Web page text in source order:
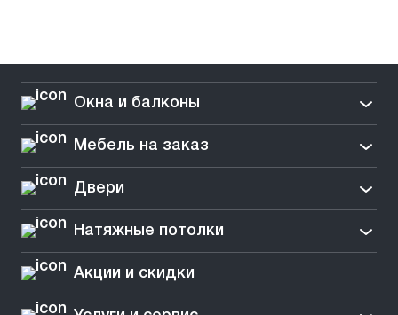
Окна и балконы
Мебель на заказ
Двери
Натяжные потолки
Акции и скидки